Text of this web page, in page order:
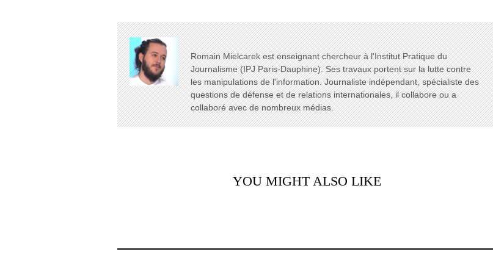
Romain Mielcarek est enseignant chercheur à l'Institut Pratique du
Journalisme (IPJ Paris-Dauphine). Ses travaux portent sur la lutte contre
les manipulations de l'information. Journaliste indépendant, spécialiste des
questions de défense et de relations internationales, il collabore ou a
collaboré avec de nombreux médias.
YOU MIGHT ALSO LIKE